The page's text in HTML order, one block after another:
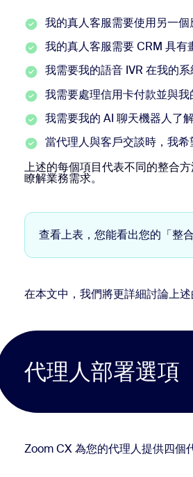
我的真人客服需要使用另一個
我的真人客服需要 CRM 具
我需要我的語音 IVR 在我的
我需要處理信用卡付款並與
我需要我的 AI 聊天機器人了
當代理人與客戶交談時，我
上述的每個項目代表不同的整合
瞭解業務需求。
查看上表，您能看出您的「整
在本文中，我們將更詳細討論上
代理人部署選項
Zoom CX 為您的代理人提供四個